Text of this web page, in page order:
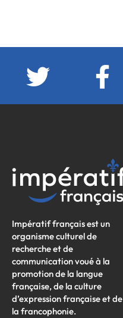
Impératif français est un
organisme culturel de
recherche et de
communication voué à la
promotion de la langue
française, de la culture
d’expression française et de
la francophonie.